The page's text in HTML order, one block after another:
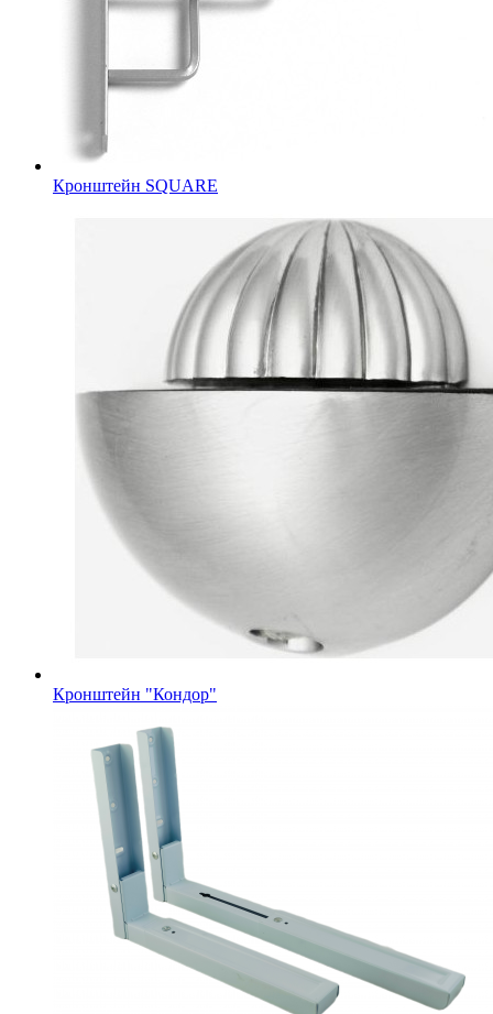
Кронштейн SQUARE
Кронштейн "Кондор"